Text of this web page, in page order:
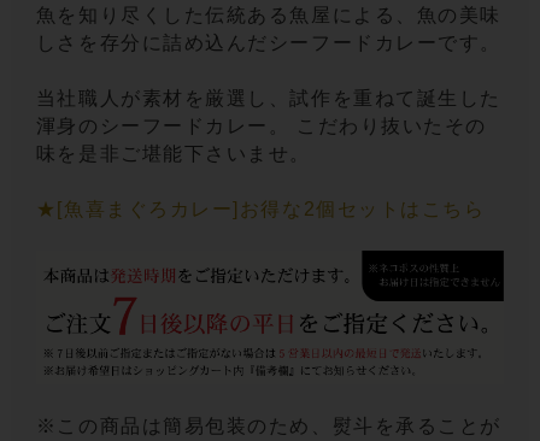
魚を知り尽くした伝統ある魚屋による、魚の美味
しさを存分に詰め込んだシーフードカレーです。
当社職人が素材を厳選し、試作を重ねて誕生した
渾身のシーフードカレー。 こだわり抜いたその
味を是非ご堪能下さいませ。
★[魚喜まぐろカレー]お得な2個セットはこちら
※この商品は簡易包装のため、熨斗を承ることが